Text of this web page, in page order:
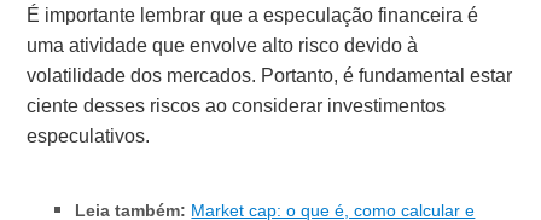
É importante lembrar que a especulação financeira é
uma atividade que envolve alto risco devido à
volatilidade dos mercados. Portanto, é fundamental estar
ciente desses riscos ao considerar investimentos
especulativos.
Leia também: Market cap: o que é, como calcular e